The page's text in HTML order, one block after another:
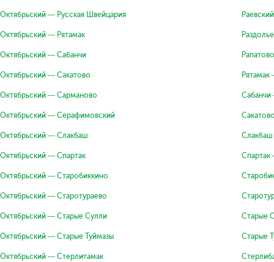
Октябрьский — Русская Швейцария
Октябрьский — Рятамак
Октябрьский — Сабанчи
Октябрьский — Сакатово
Октябрьский — Сарманово
Октябрьский — Серафимовский
Октябрьский — Слакбаш
Октябрьский — Спартак
Октябрьский — Старобиккино
Октябрьский — Старотураево
Октябрьский — Старые Сулли
Октябрьский — Старые Туймазы
Октябрьский — Стерлитамак
Сабанчи
Спартак
Старые
Старые